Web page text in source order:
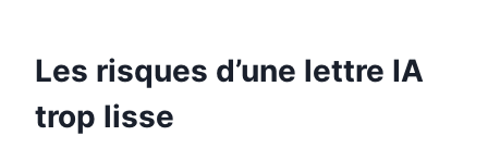
Les risques d’une lettre IA
trop lisse